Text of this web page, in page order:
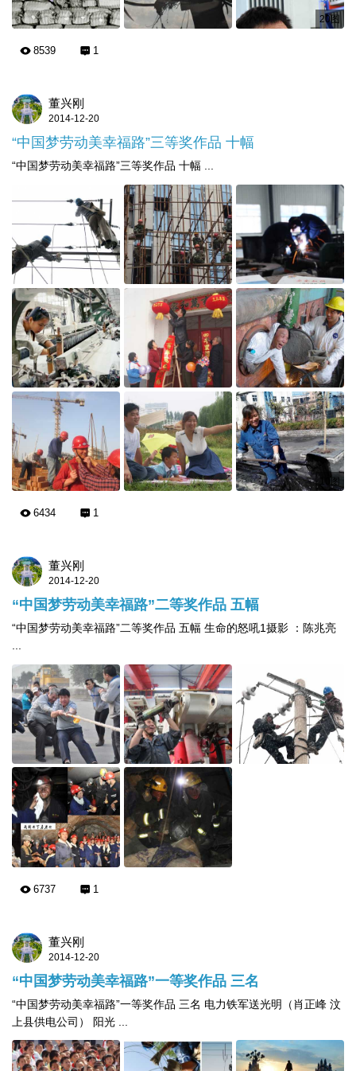
20图
8539 1
董兴刚
2014-12-20
“中国梦劳动美幸福路”三等奖作品 十幅
“中国梦劳动美幸福路”三等奖作品 十幅 ...
10图
6434 1
董兴刚
2014-12-20
“中国梦劳动美幸福路”二等奖作品 五幅
“中国梦劳动美幸福路”二等奖作品 五幅 生命的怒吼1摄影 ：陈兆亮
6737 1
董兴刚
2014-12-20
“中国梦劳动美幸福路”一等奖作品 三名
“中国梦劳动美幸福路”一等奖作品 三名 电力铁军送光明（肖正峰 汶
上县供电公司） 阳光 ...